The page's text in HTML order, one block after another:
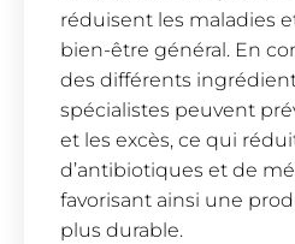
réduisent les maladies
bien-être général. En
des différents
spécialistes peuvent
et les excès, ce qui
d’antibiotiques et de
favorisant ainsi une
plus durable.